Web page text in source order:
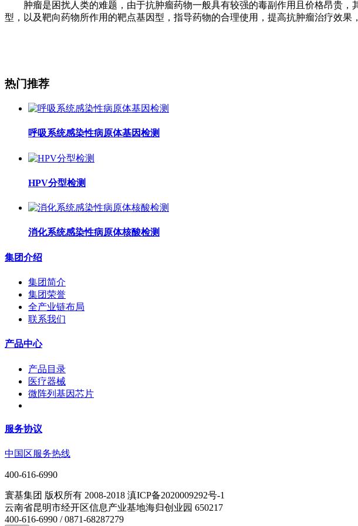
肿瘤是困扰人类的难题，由于抗肿瘤药物一般具有较强的毒副作用且价格昂贵
型，以及靶向药物所作用的靶点基因型，指导药物的合理使用，提高抗肿瘤治疗效果
热门推荐
呼吸系统感染性病原体基因检测
HPV分型检测
消化系统感染性病原体核酸检测
集团介绍
集团简介
集团荣誉
全产业链布局
联系我们
产品中心
产品目录
医疗器械
微阵列基因芯片
服务协议
中国区服务热线
400-616-6990
寰基集团 版权所有 2008-2018 滇ICP备2020009292号-1
云南省昆明市经开区信息产业基地海归创业园 650217
400-616-6990 / 0871-68287279